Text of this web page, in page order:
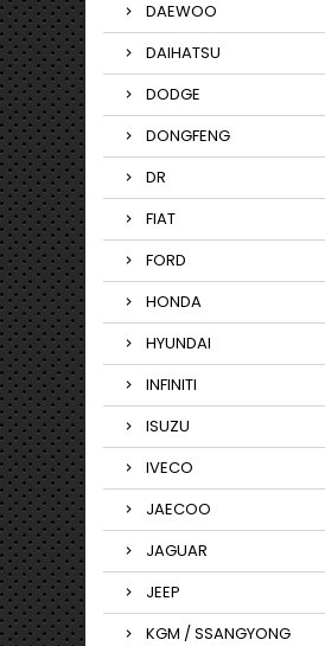
DAEWOO
DAIHATSU
DODGE
DONGFENG
DR
FIAT
FORD
HONDA
HYUNDAI
INFINITI
ISUZU
IVECO
JAECOO
JAGUAR
JEEP
KGM / SSANGYONG